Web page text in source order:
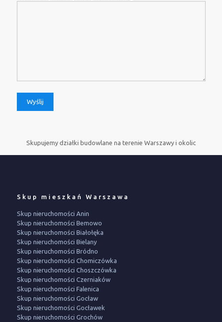
Skupujemy działki budowlane na terenie Warszawy i okolic
Skup mieszkań Warszawa
Skup nieruchomości Anin
Skup nieruchomości Bemowo
Skup nieruchomości Białołęka
Skup nieruchomości Bielany
Skup nieruchomości Bródno
Skup nieruchomości Chomiczówka
Skup nieruchomości Choszczówka
Skup nieruchomości Czerniaków
Skup nieruchomości Falenica
Skup nieruchomości Gocław
Skup nieruchomości Gocławek
Skup nieruchomości Grochów